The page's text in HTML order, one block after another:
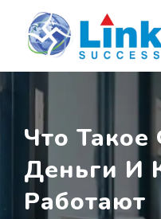
content
Что
Деньги И
Работают